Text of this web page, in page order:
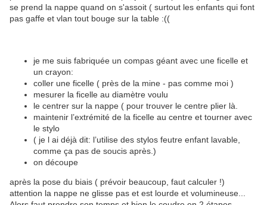
se prend la nappe quand on s'assoit ( surtout les enfants qui font
pas gaffe et vlan tout bouge sur la table :((
je me suis fabriquée un compas géant avec une ficelle et
un crayon:
coller une ficelle ( près de la mine - pas comme moi )
mesurer la ficelle au diamètre voulu
le centrer sur la nappe ( pour trouver le centre plier là.
maintenir l’extrémité de la ficelle au centre et tourner avec
le stylo
( je l ai déjà dit: l’utilise des stylos feutre enfant lavable,
comme ça pas de soucis après.)
on découpe
après la pose du biais ( prévoir beaucoup, faut calculer !)
attention la nappe ne glisse pas et est lourde et volumineuse...